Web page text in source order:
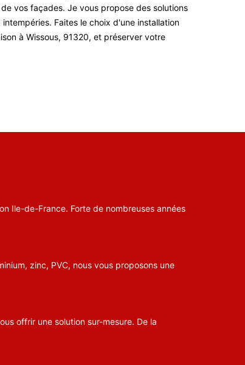
vos façades. Je vous propose des solutions
Faites le choix d'une installation
à Wissous, 91320, et préserver votre
Ile-de-France. Forte de nombreuses années
zinc, PVC, nous vous proposons une
offrir une solution sur-mesure. De la